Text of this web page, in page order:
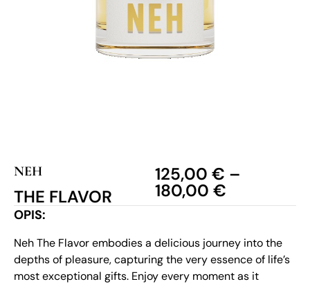
NEH
THE FLAVOR
125,00 € –
180,00 €
OPIS:
Neh The Flavor embodies a delicious journey into the
depths of pleasure, capturing the very essence of life’s
most exceptional gifts. Enjoy every moment as it